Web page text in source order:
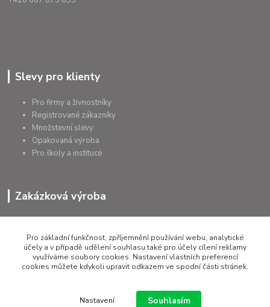
Slevy pro klienty
Pro firmy a živnostníky
Registrované zákazníky
Množstevní slevy
Opakovaná výroba
Pro školy a instituce
Zakázková výroba
Přířezy na míru
Tolerance dle požadavků
Atesty
Poradenství
Pro základní funkčnost, zpříjemnění používání webu, analytické
účely a v případě udělení souhlasu také pro účely cílení reklamy
využíváme soubory cookies. Nastavení vlastních preferencí
cookies můžete kdykoli upravit odkazem ve spodní části stránek.
Nastavení Souhlasím